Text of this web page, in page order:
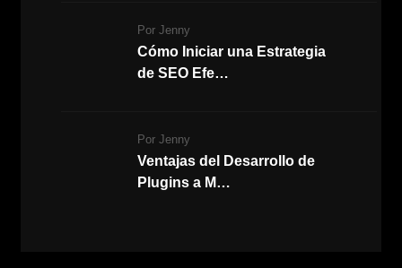
Cómo Iniciar una Estrategia
de SEO Efe…
Por Jenny
Ventajas del Desarrollo de
Plugins a M…
Por Jenny